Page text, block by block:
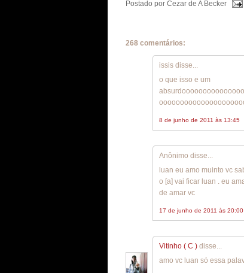
Postado por Cezar de A Becker
268 comentários:
issis disse...
o que isso e um
8 de junho de 2011 às 13:45
Anônimo disse...
luan eu amo muinto vc
o [a] vai ficar luan . eu
de amar vc
17 de junho de 2011 às 20:00
Vitinho ( C ) disse...
amo vc luan só essa